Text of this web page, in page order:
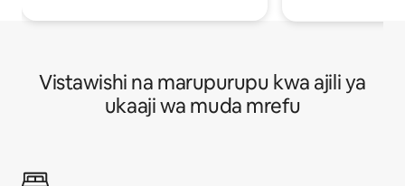
Vistawishi na marupurupu kwa ajili ya
ukaaji wa muda mrefu